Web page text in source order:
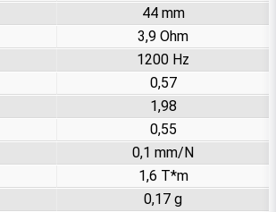
44 mm
3,9 Ohm
1200 Hz
0,57
1,98
0,55
0,1 mm/N
1,6 T*m
0,17 g